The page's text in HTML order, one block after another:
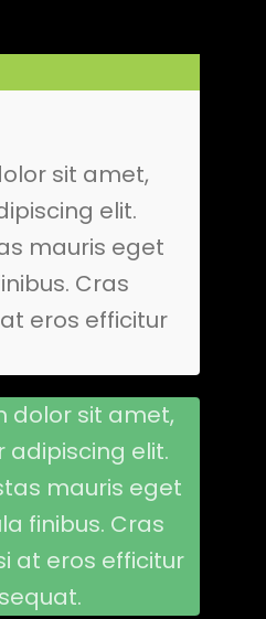
sit amet,
elit.
mauris eget
Cras
eros efficitur
dolor sit amet,
adipiscing elit.
mauris eget
finibus. Cras
at eros efficitur